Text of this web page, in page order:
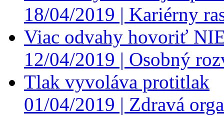
18/04/2019 | Kariérny
Viac odvahy hovoriť
12/04/2019 | Osobný
Tlak vyvoláva protitlak
01/04/2019 | Zdravá